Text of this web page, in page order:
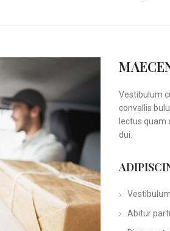
Vestibulum
convallis
lectus quam
dui.
Abitur